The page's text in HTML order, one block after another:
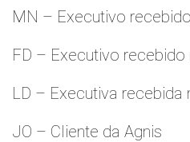
MN – Executivo
FD – Executivo recebido
LD – Executiva recebida
JO – Cliente da Agnis